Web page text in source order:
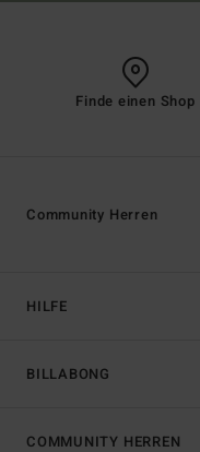
Finde einen Shop
HILFE
BILLABONG
Community Herren
COMMUNITY HERREN